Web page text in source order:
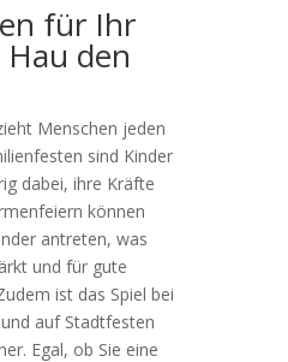
für Ihr
den
Menschen jeden
sind Kinder
dabei, ihre Kräfte
können
antreten, was
und für gute
ist das Spiel bei
auf Stadtfesten
Egal, ob Sie eine